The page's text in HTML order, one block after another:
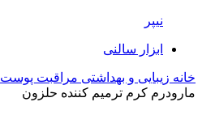
نیپر
ابزار سالنی
خانه زیبایی و بهداشتی مراقبت پوست
مارودرم کرم ترمیم کننده حلزون